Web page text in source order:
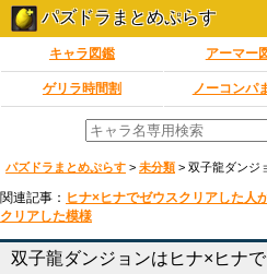
パズドラまとめぷらす
キャラ図鑑 アーマー
ゲリラ時間割 ノーコンパ
パズドラまとめぷらす > 未分類 > 双子龍ダンジ
関連記事： ヒナ×ヒナでゼウスクリアした人
クリアした模様
双子龍ダンジョンはヒナ×ヒナ